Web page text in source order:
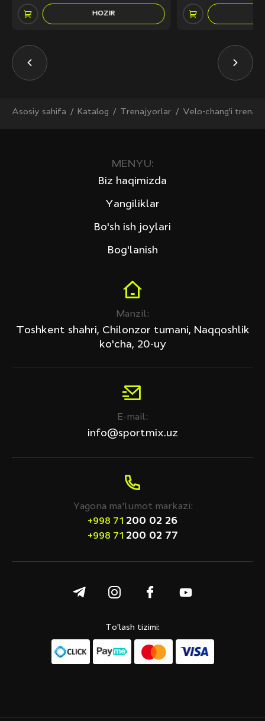
HOZIR
Asosiy sahifa Katalog Trenajyorlar Velo-chang'i
Manzil:
Toshkent shahri, Chilonzor tumani, Naqqoshlik
ko'cha, 20-uy
E-mail:
info@sportmix.uz
Yagona ma'lumot markazi:
+998 71 200 02 26
+998 71 200 02 77
MENYU:
Biz haqimizda
Yangiliklar
Bo'sh ish joylari
Bog'lanish
To'lash tizimi: